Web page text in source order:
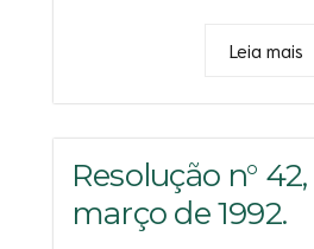
Leia mais
Resolução n°
março de 1992.